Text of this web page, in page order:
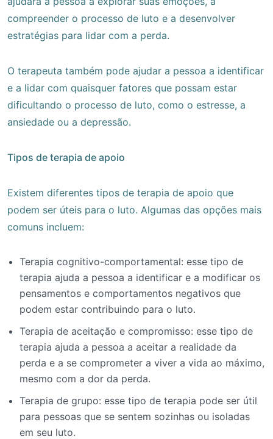
compreender o processo de luto e a desenvolver
estratégias para lidar com a perda.
O terapeuta também pode ajudar a pessoa a identificar
e a lidar com quaisquer fatores que possam estar
dificultando o processo de luto, como o estresse, a
ansiedade ou a depressão.
Tipos de terapia de apoio
Existem diferentes tipos de terapia de apoio que
podem ser úteis para o luto. Algumas das opções mais
comuns incluem:
Terapia cognitivo-comportamental: esse tipo de
terapia ajuda a pessoa a identificar e a modificar os
pensamentos e comportamentos negativos que
podem estar contribuindo para o luto.
Terapia de aceitação e compromisso: esse tipo de
terapia ajuda a pessoa a aceitar a realidade da
perda e a se comprometer a viver a vida ao máximo,
mesmo com a dor da perda.
Terapia de grupo: esse tipo de terapia pode ser útil
para pessoas que se sentem sozinhas ou isoladas
em seu luto.